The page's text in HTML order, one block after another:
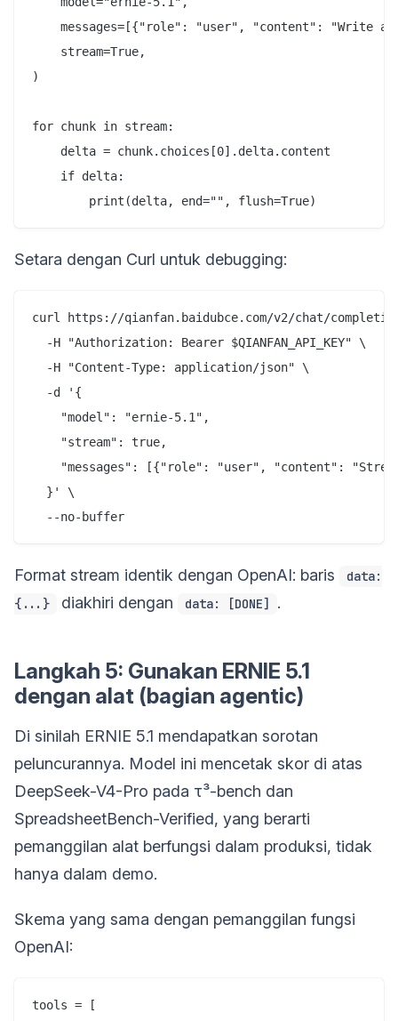
messages=[{"role": "user", "content": "Write a
    stream=True,
)
for chunk in stream:
    delta = chunk.choices[0].delta.content
    if delta:
Setara dengan Curl untuk debugging:
curl https://qianfan.baidubce.com/v2/chat/
  -H "Authorization: Bearer $QIANFAN_API_KEY" \
  -H "Content-Type: application/json" \
  -d '{
    "model": "ernie-5.1",
    "stream": true,
"messages": [{"role": "user", "content":
  }' \
Format stream identik dengan OpenAI: baris
data:
{...}
diakhiri dengan data: [DONE] .
Langkah 5: Gunakan ERNIE 5.1
dengan alat (bagian agentic)
Di sinilah ERNIE 5.1 mendapatkan sorotan
peluncurannya. Model ini mencetak skor di atas
DeepSeek-V4-Pro pada τ³-bench dan
SpreadsheetBench-Verified, yang berarti
pemanggilan alat berfungsi dalam produksi, tidak
hanya dalam demo.
Skema yang sama dengan pemanggilan fungsi
OpenAI:
tools = [